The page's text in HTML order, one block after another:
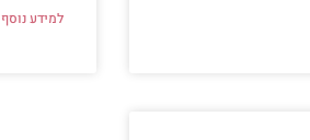
למידע נוסף